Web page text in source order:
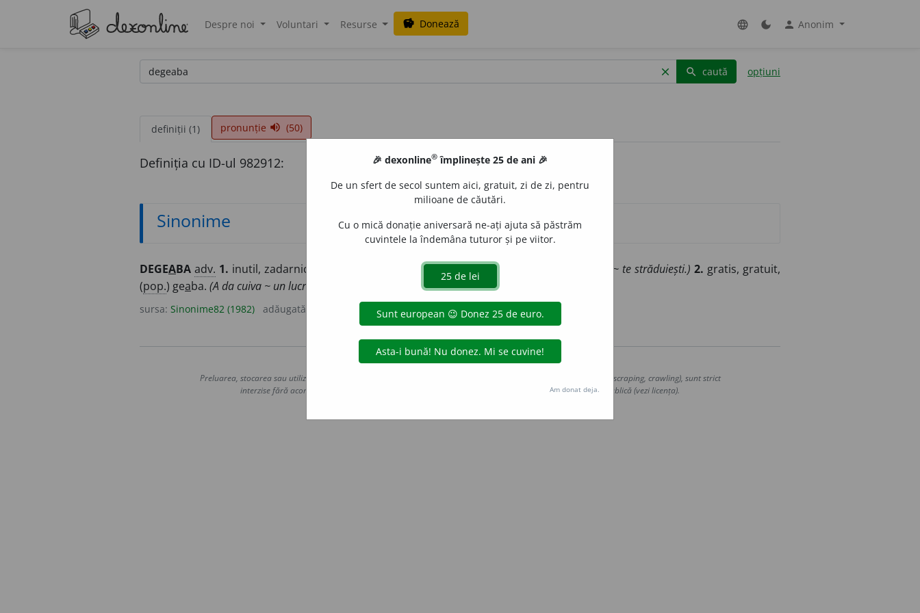
Despre noi Voluntari Resurse savings Donează language dark_mode person Anonim
clear search caută opțiuni
definiții (1) pronunție volume_up (50)
Definiția cu ID-ul 982912:
Sinonime
DEGEABA adv. 1. inutil, zadarnic, ( ba, surda, (Transilv. (~ te străduiești.) 2. gratis, gratuit,
(pop.) geaba. (A da cuiva ~ un lucru.)
sursa: Sinonime82 (1982) adăugată de LauraGellner acțiuni
Copyright © 2004-2026 dexonline (https://dexonline.ro)
Preluarea, stocarea sau utilizarea datelor de pe acest site, inclusiv prin orice metode de extragere automată (web scraping, crawling), sunt strict
interzise fără acordul nostru prealabil scris, cu excepția seturilor de date oferite oficial spre utilizare publică (vezi licența).
🎉 dexonline® împlinește 25 de ani 🎉
De un sfert de secol suntem aici, gratuit, zi de zi, pentru
milioane de căutări.
Cu o mică donație aniversară ne-ați ajuta să păstrăm
cuvintele la îndemâna tuturor și pe viitor.
Am donat deja.